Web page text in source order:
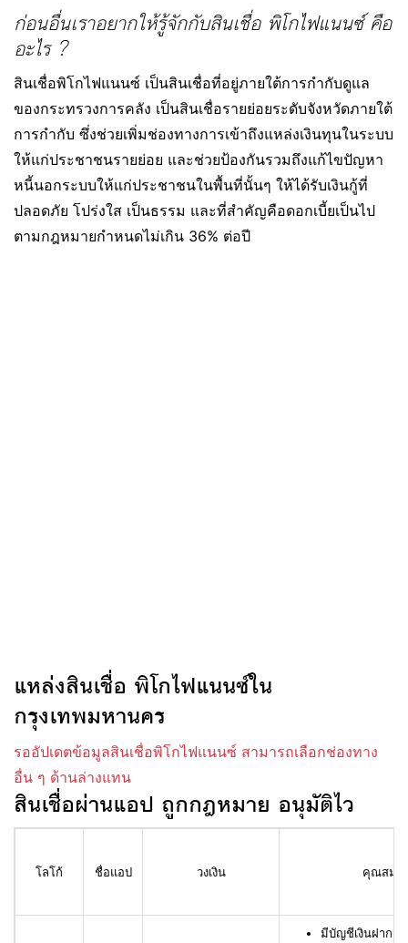
ก่อนอื่นเราอยากให้รู้จักกับสินเชื่อ พิโกไฟแนนซ์ คือ
อะไร ?
สินเชื่อพิโกไฟแนนซ์ เป็นสินเชื่อที่อยู่ภายใต้การกำกับดูแล
ของกระทรวงการคลัง เป็นสินเชื่อรายย่อยระดับจังหวัดภายใต้
การกำกับ ซึ่งช่วยเพิ่มช่องทางการเข้าถึงแหล่งเงินทุนในระบบ
ให้แก่ประชาชนรายย่อย และช่วยป้องกันรวมถึงแก้ไขปัญหา
หนี้นอกระบบให้แก่ประชาชนในพื้นที่นั้นๆ ให้ได้รับเงินกู้ที่
ปลอดภัย โปร่งใส เป็นธรรม และที่สำคัญคือดอกเบี้ยเป็นไป
ตามกฎหมายกำหนดไม่เกิน 36% ต่อปี
แหล่งสินเชื่อ พิโกไฟแนนซ์ใน
กรุงเทพมหานคร
รออัปเดตข้อมูลสินเชื่อพิโกไฟแนนซ์ สามารถเลือกช่องทาง
อื่น ๆ ด้านล่างแทน
สินเชื่อผ่านแอป ถูกกฎหมาย อนุมัติไว
โลโก้ ชื่อแอป วงเงิน คุณสมบั
มีบัญชีเงินฝาก